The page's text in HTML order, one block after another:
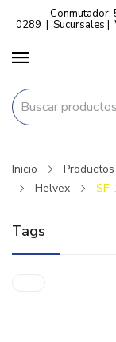
0289 | Sucursales |
Inicio Productos
Helvex
Tags